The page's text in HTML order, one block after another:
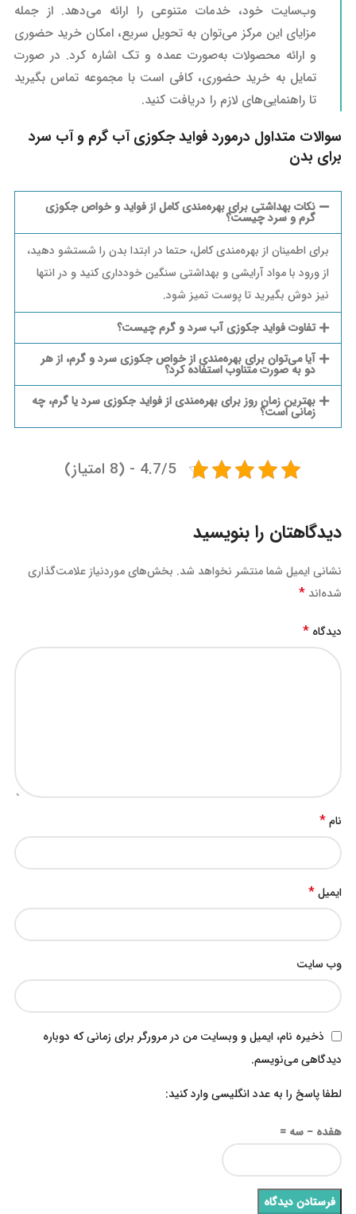
وب‌سایت خود، خدمات متنوعی را ارائه می‌دهد. از جمله
مزایای این مرکز می‌توان به تحویل سریع، امکان خرید حضوری
و ارائه محصولات به‌صورت عمده و تک اشاره کرد. در صورت
تمایل به خرید حضوری، کافی است با مجموعه تماس بگیرید
تا راهنمایی‌های لازم را دریافت کنید.
سوالات متداول درمورد فواید جکوزی آب گرم و آب سرد
برای بدن
نکات بهداشتی برای بهره‌مندی کامل از فواید و خواص جکوزی
گرم و سرد چیست؟
برای اطمینان از بهره‌مندی کامل، حتما در ابتدا بدن را شستشو دهید،
از ورود با مواد آرایشی و بهداشتی سنگین خودداری کنید و در انتها
نیز دوش بگیرید تا پوست تمیز شود.
تفاوت فواید جکوزی آب سرد و گرم چیست؟
آیا می‌توان برای بهره‌مندی از خواص جکوزی سرد و گرم، از هر
دو به صورت متناوب استفاده کرد؟
بهترین زمان روز برای بهره‌مندی از فواید جکوزی سرد یا گرم، چه
زمانی است؟
4.7/5 - (8 امتیاز)
دیدگاهتان را بنویسید
نشانی ایمیل شما منتشر نخواهد شد. بخش‌های موردنیاز علامت‌گذاری
شده‌اند *
دیدگاه *
نام*
ایمیل*
وب‌ سایت
ذخیره نام، ایمیل و وبسایت من در مرورگر برای زمانی که دوباره
دیدگاهی می‌نویسم.
لطفا پاسخ را به عدد انگلیسی وارد کنید:
هفده − سه =